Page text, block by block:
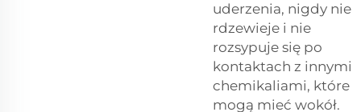
uderzenia, nigdy nie
rdzewieje i nie
rozsypuje się po
kontaktach z innymi
chemikaliami, które
mogą mieć wokół.